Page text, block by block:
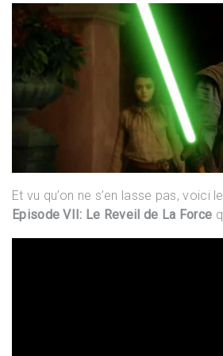
Et vu qu’on ne s’en lasse pas, voici
Episode VII: Le Reveil de La Force